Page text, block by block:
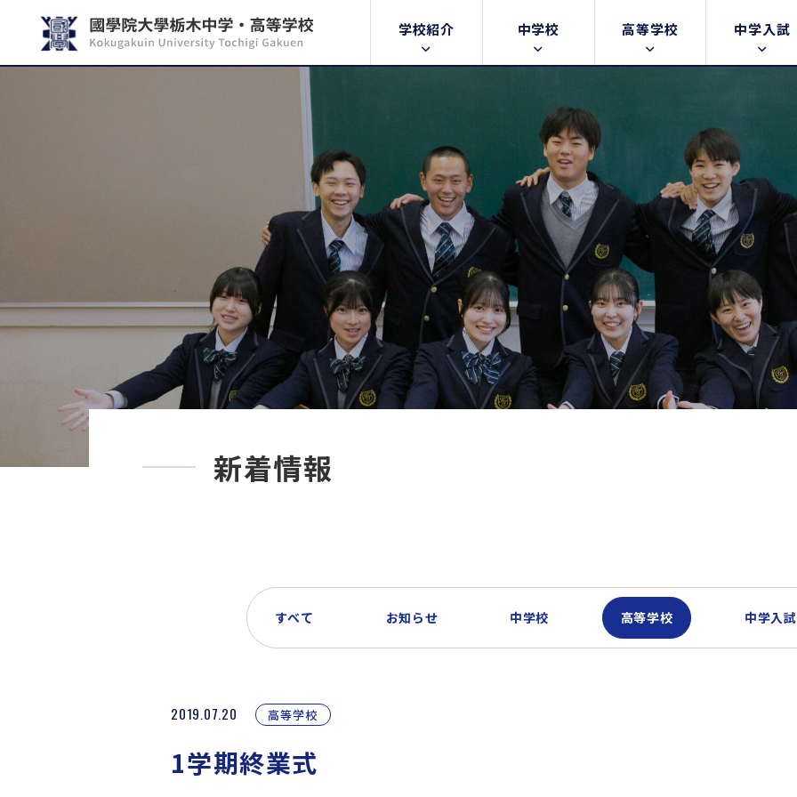
学校紹介 中学校 高等学校 中学入試
新着情報
すべて お知らせ 中学校 高等学校 中学入試
2019.07.20 高等学校
1学期終業式